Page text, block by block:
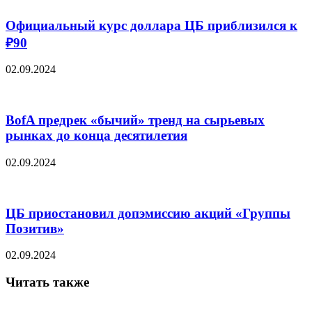
Официальный курс доллара ЦБ приблизился к
₽90
02.09.2024
BofA предрек «бычий» тренд на сырьевых
рынках до конца десятилетия
02.09.2024
ЦБ приостановил допэмиссию акций «Группы
Позитив»
02.09.2024
Читать также